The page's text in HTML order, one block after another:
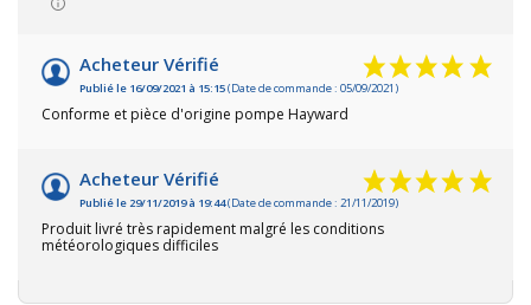
Acheteur Vérifié
Publié le 16/09/2021 à 15:15(Date de commande : 05/09/2021)
Conforme et pièce d'origine pompe Hayward
Acheteur Vérifié
Publié le 29/11/2019 à 19:44(Date de commande : 21/11/2019)
Produit livré très rapidement malgré les conditions
météorologiques difficiles